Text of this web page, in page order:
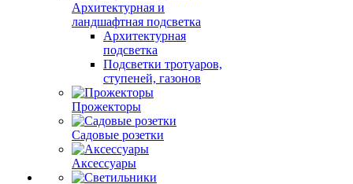
Архитектурная и
ландшафтная подсветка
Архитектурная
подсветка
Подсветки тротуаров,
ступеней, газонов
Прожекторы
Садовые розетки
Аксессуары